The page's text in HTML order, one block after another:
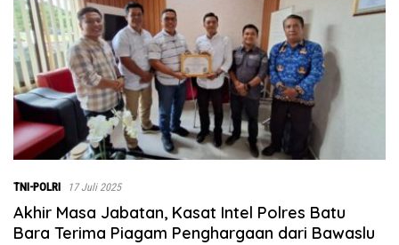
TNI-POLRI 17 Juli 2025
Akhir Masa Jabatan, Kasat Intel Polres Batu
Bara Terima Piagam Penghargaan dari Bawaslu